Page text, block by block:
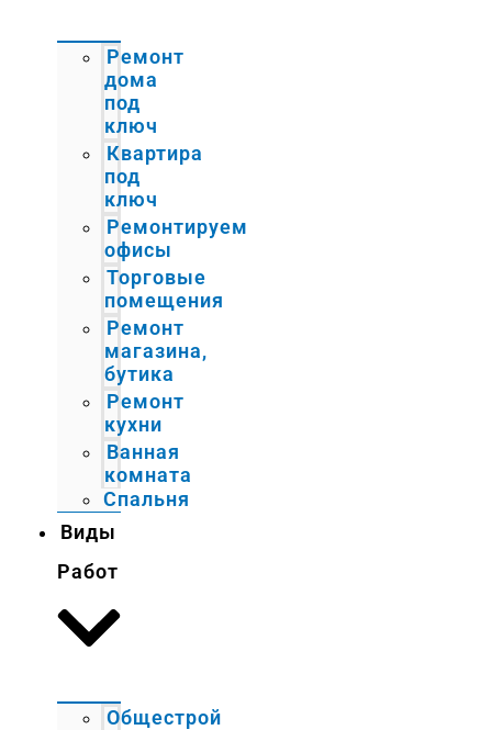
Ремонт
дома
под
ключ
Квартира
под
ключ
Ремонтируем
офисы
Торговые
помещения
Ремонт
магазина,
бутика
Ремонт
кухни
Ванная
комната
Спальня
Виды
Работ
Общестрой